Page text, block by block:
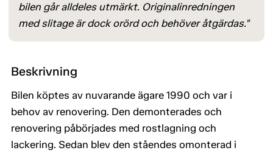
bilen går alldeles utmärkt. Originalinredningen
med slitage är dock orörd och behöver åtgärdas."
Beskrivning
Bilen köptes av nuvarande ägare 1990 och var i
behov av renovering. Den demonterades och
renovering påbörjades med rostlagning och
lackering. Sedan blev den ståendes omonterad i